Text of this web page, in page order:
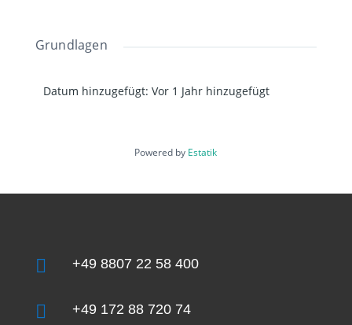
Grundlagen
Datum hinzugefügt: Vor 1 Jahr hinzugefügt
Powered by Estatik
 +49 8807 22 58 400
 +49 172 88 720 74